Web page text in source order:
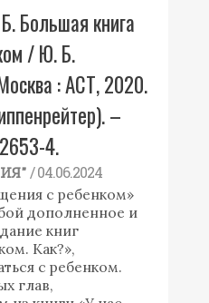
Большая книга
/ Ю. Б.
: АСТ, 2020.
–
4.
/ 04.06.2024
с ребенком»
дополненное и
книг
Как?»,
с ребенком.
глав,